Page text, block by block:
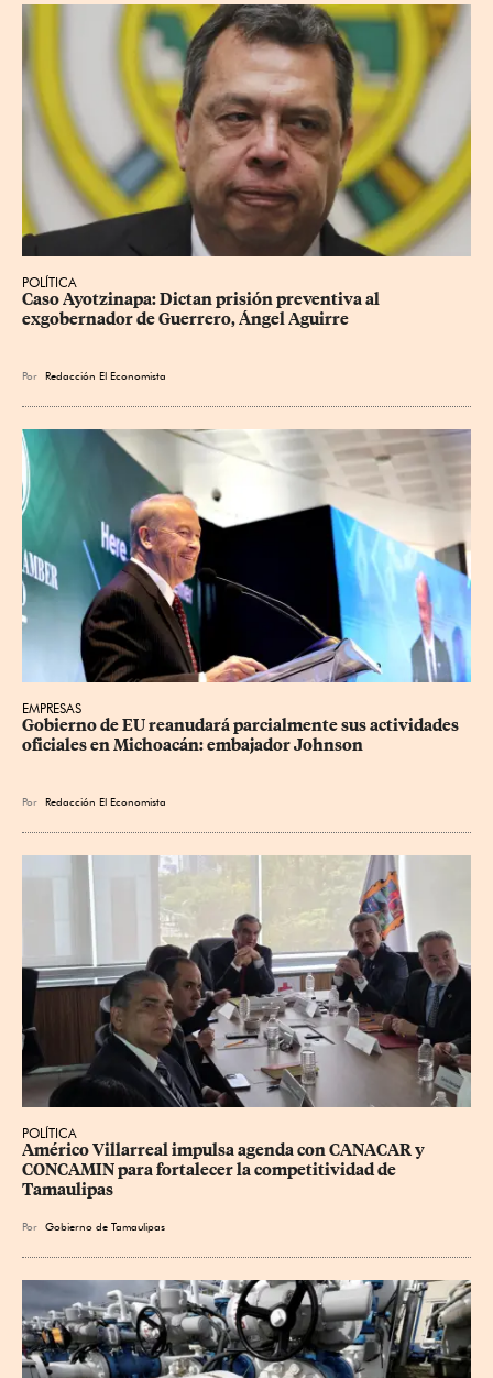
POLÍTICA
Caso Ayotzinapa: Dictan prisión preventiva al
exgobernador de Guerrero, Ángel Aguirre
Por Redacción El Economista
EMPRESAS
Gobierno de EU reanudará parcialmente sus actividades
oficiales en Michoacán: embajador Johnson
Por Redacción El Economista
POLÍTICA
Américo Villarreal impulsa agenda con CANACAR y
CONCAMIN para fortalecer la competitividad de
Tamaulipas
Por Gobierno de Tamaulipas